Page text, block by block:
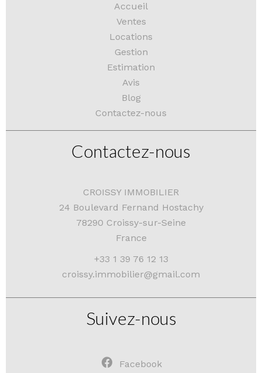
Accueil
Ventes
Locations
Gestion
Estimation
Avis
Blog
Contactez-nous
Contactez-nous
CROISSY IMMOBILIER
24 Boulevard Fernand Hostachy
78290 Croissy-sur-Seine
France
+33 1 39 76 12 13
croissy.immobilier@gmail.com
Suivez-nous
Facebook